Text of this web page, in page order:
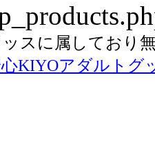
スに属しており
KIYOアダルトグ